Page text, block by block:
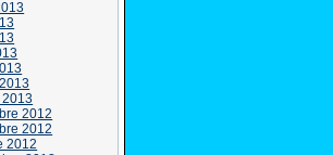
2012
2012
2012